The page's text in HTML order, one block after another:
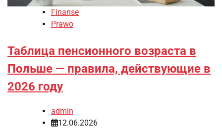
Finanse
Prawo
Таблица пенсионного возраста в
Польше — правила, действующие в
2026 году
admin
12.06.2026